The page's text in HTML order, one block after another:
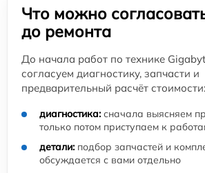
Что можно
до ремонта
До начала работ по технике
согласуем диагностику, запчасти и
предварительный расчёт стоимости:
диагностика: сначала выясняем
только потом приступаем к
детали: подбор запчастей и
обсуждается с вами отдельно